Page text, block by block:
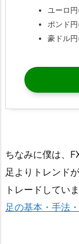
ユーロ
ポンド
豪ドル
ちなみに僕は、
足よりトレンド
トレードしてい
足の基本・手法